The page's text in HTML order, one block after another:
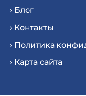
› Блог
› Контакты
› Политика
› Карта сайта